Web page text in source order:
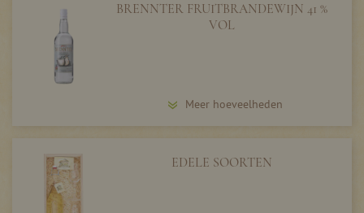
BRENNTER FRUITBRANDEWIJN 41 %
VOL
Meer hoeveelheden
EDELE SOORTEN